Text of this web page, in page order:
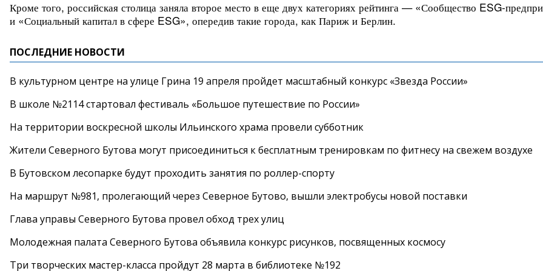
Кроме того, российская столица заняла второе место в еще двух категориях рейтинга — «Сообщество ESG-
и «Социальный капитал в сфере ESG», опередив такие города, как Париж и Берлин.
ПОСЛЕДНИЕ НОВОСТИ
В культурном центре на улице Грина 19 апреля пройдет масштабный конкурс «Звезда России»
В школе №2114 стартовал фестиваль «Большое путешествие по России»
На территории воскресной школы Ильинского храма провели субботник
Жители Северного Бутова могут присоединиться к бесплатным тренировкам по фитнесу на свежем воздухе
В Бутовском лесопарке будут проходить занятия по роллер-спорту
На маршрут №981, пролегающий через Северное Бутово, вышли электробусы новой поставки
Глава управы Северного Бутова провел обход трех улиц
Молодежная палата Северного Бутова объявила конкурс рисунков, посвященных космосу
Три творческих мастер-класса пройдут 28 марта в библиотеке №192